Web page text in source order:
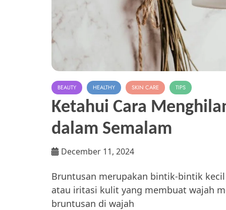
BEAUTY HEALTHY SKIN CARE TIPS
Ketahui Cara
dalam Semalam
December 11, 2024
Bruntusan merupakan bintik-bintik
atau iritasi kulit yang membuat wajah
bruntusan di wajah